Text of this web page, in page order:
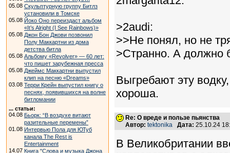
05.08 Скульптурную группу Битлз
установили в Томске
05.08 Йоко Оно переиздаст альбом
«It’s Alright (I See Rainbows)»
05.08 Джон Бон Джови позвонил
Полу Маккартни из дома
детства битла
05.08 Альбому «Revolver» — 60 лет:
что пишет зарубежная пресса
05.08 Джеймс Маккартни выпустил
клип на песню «Dreams»
03.08 Терри Крейн выпустил книгу о
песнях, появившихся на волне
битломании
... статьи:
04.08 Бьорк: “В воздухе витают
разительные перемены”
01.08 Интервью Пола для ЮТуб
канала The Rest is
Entertainment
14.07 Книга "Слова и музыка Джона
>2audi:
>>Не понял, но не
>Странно. А
Выгребают эту
хороша.
Re: О вреде и пользе пьянства
Автор: tektonika Дата: 25.10.24
В Великобритании